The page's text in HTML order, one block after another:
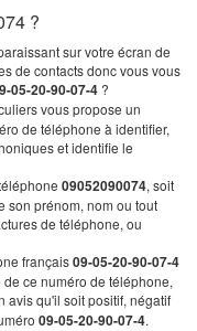
?
sur votre écran de
de contacts donc vous vous
05-20-90-07-4 ?
vous propose un
de téléphone à identifier,
et identifie le
09052090074, soit
son prénom, nom ou tout
de téléphone, ou
français09-05-20-90-07-4
ce numéro de téléphone,
avis qu'il soit positif, négatif
09-05-20-90-07-4.